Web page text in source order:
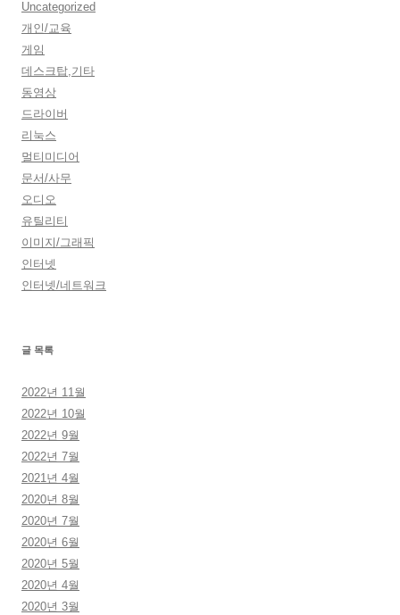
Uncategorized
개인/교육
게임
데스크탑,기타
동영상
드라이버
리눅스
멀티미디어
문서/사무
오디오
유틸리티
이미지/그래픽
인터넷
인터넷/네트워크
글 목록
2022년 11월
2022년 10월
2022년 9월
2022년 7월
2021년 4월
2020년 8월
2020년 7월
2020년 6월
2020년 5월
2020년 4월
2020년 3월